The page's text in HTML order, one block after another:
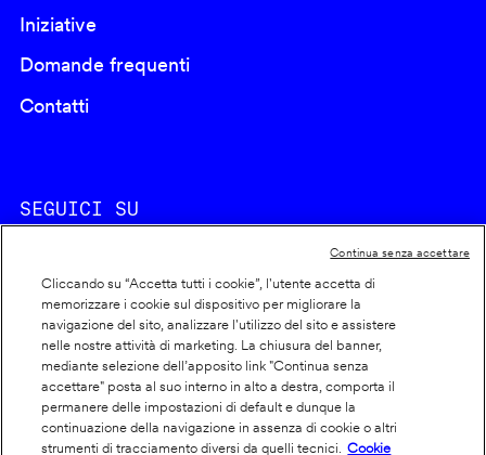
Iniziative
Domande frequenti
Contatti
SEGUICI SU
Footer
info
Cookie policy
Dichiarazione di accessibilità
Privacy
Cliccando su “Accetta tutti i cookie”, l'utente accetta di
memorizzare i cookie sul dispositivo per migliorare la
navigazione del sito, analizzare l'utilizzo del sito e assistere
nelle nostre attività di marketing. La chiusura del banner,
mediante selezione dell’apposito link "Continua senza
accettare" posta al suo interno in alto a destra, comporta il
permanere delle impostazioni di default e dunque la
continuazione della navigazione in assenza di cookie o altri
strumenti di tracciamento diversi da quelli tecnici.
Cookie
Continua senza accettare